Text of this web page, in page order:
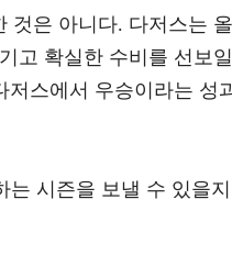
것은 아니다. 다저스는
고 확실한 수비를 선보
스에서 우승이라는 성
시즌을 보낼 수 있을